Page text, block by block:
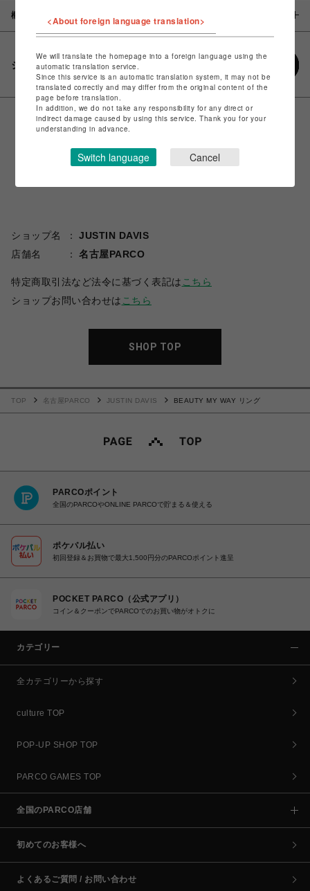
概要
シェアする
ショップ名
JUSTIN DAVIS
店舗名
名古屋PARCO
特定商取引法など法令に基づく表記は こちら
ショップお問い合わせは こちら
SHOP TOP
TOP 名古屋PARCO JUSTIN DAVIS BEAUTY MY WAY リング
PARCOポイント
全国のPARCOやONLINE PARCOで貯まる＆使える
ポケパル払い
初回登録＆お買物で最大1,500円分のPARCOポイント進呈
POCKET PARCO（公式アプリ）
コイン＆クーポンでPARCOでのお買い物がオトクに
カテゴリー
全カテゴリーから探す
culture TOP
POP-UP SHOP TOP
PARCO GAMES TOP
全国のPARCO店舗
初めてのお客様へ
よくあるご質問 / お問い合わせ
<About foreign language translation>
We will translate the homepage into a foreign language using the
automatic translation service.
Since this service is an automatic translation system, it may not be
translated correctly and may differ from the original content of the
page before translation.
In addition, we do not take any responsibility for any direct or
indirect damage caused by using this service. Thank you for your
understanding in advance.
Switch language Cancel